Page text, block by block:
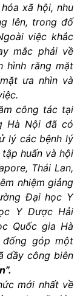
xã hội, nhu
lên, trong đố
việc khắc
mắc phải về
hình răng mặt
ưa nhìn và
công tác tại
Hà Nội đã có
lý các bệnh lý
huấn và hội
Thái Lan,
nhiệm giảng
Đại học Y
Y Dược Hải
Quốc gia Hà
góp một
dầy công biên
mới nhất về